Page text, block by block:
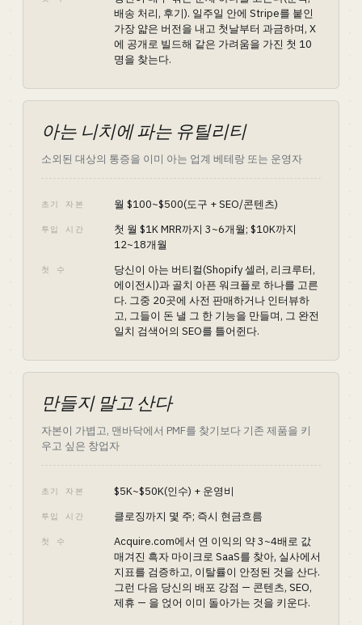
배송 처리, 후기). 일주일 안에 Stripe를 붙인
가장 얇은 버전을 내고 첫날부터 과금하며, X
에 공개로 빌드해 같은 가려움을 가진 첫 10
명을 찾는다.
아는 니치에 파는 유틸리티
소외된 대상의 통증을 이미 아는 업계 베테랑 또는 운영자
초기 자본 월 $100~$500(도구 + SEO/콘텐츠)
투입 시간
첫 월 $1K MRR까지 3~6개월; $10K까지
12~18개월
첫 수
당신이 아는 버티컬(Shopify 셀러, 리크루터,
에이전시)과 골치 아픈 워크플로 하나를 고른
다. 그중 20곳에 사전 판매하거나 인터뷰하
고, 그들이 돈 낼 그 한 기능을 만들며, 그 완전
일치 검색어의 SEO를 틀어쥔다.
만들지 말고 산다
자본이 가볍고, 맨바닥에서 PMF를 찾기보다 기존 제품을 키
우고 싶은 창업자
초기 자본 $5K~$50K(인수) + 운영비
투입 시간 클로징까지 몇 주; 즉시 현금흐름
첫 수
Acquire.com에서 연 이익의 약 3~4배로 값
매겨진 흑자 마이크로 SaaS를 찾아, 실사에서
지표를 검증하고, 이탈률이 안정된 것을 산다.
그런 다음 당신의 배포 강점 — 콘텐츠, SEO,
제휴 — 을 얹어 이미 돌아가는 것을 키운다.